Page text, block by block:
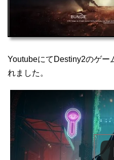
YoutubeにてDestiny2のゲー
れました。
この動画を YouTube で視聴